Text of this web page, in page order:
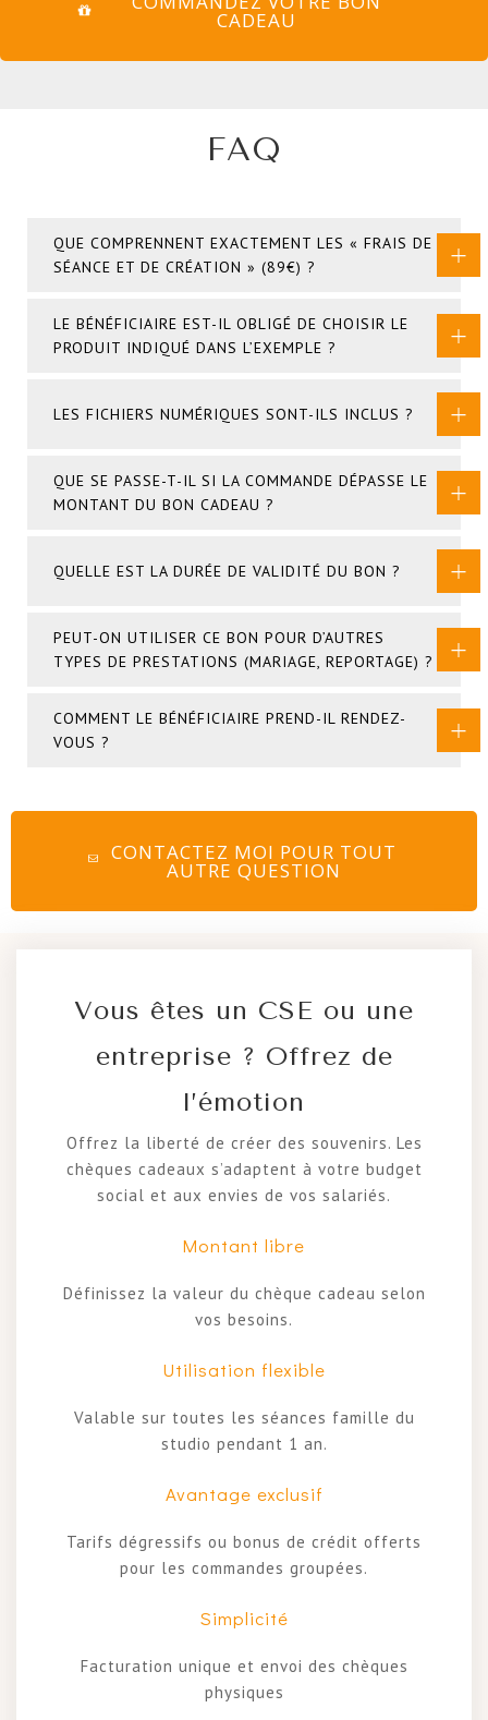
CADEAU
FAQ
QUE COMPRENNENT EXACTEMENT LES « FRAIS DE
SÉANCE ET DE CRÉATION » (89€) ?
LE BÉNÉFICIAIRE EST-IL OBLIGÉ DE CHOISIR LE
PRODUIT INDIQUÉ DANS L’EXEMPLE ?
LES FICHIERS NUMÉRIQUES SONT-ILS INCLUS ?
QUE SE PASSE-T-IL SI LA COMMANDE DÉPASSE LE
MONTANT DU BON CADEAU ?
QUELLE EST LA DURÉE DE VALIDITÉ DU BON ?
PEUT-ON UTILISER CE BON POUR D’AUTRES
TYPES DE PRESTATIONS (MARIAGE, REPORTAGE) ?
COMMENT LE BÉNÉFICIAIRE PREND-IL RENDEZ-
VOUS ?
CONTACTEZ MOI POUR TOUT
AUTRE QUESTION
Vous êtes un CSE ou une
entreprise ? Offrez de
l’émotion
Offrez la liberté de créer des souvenirs. Les
chèques cadeaux s’adaptent à votre budget
social et aux envies de vos salariés.
Montant libre
Définissez la valeur du chèque cadeau selon
vos besoins.
Utilisation flexible
Valable sur toutes les séances famille du
studio pendant 1 an.
Avantage exclusif
Tarifs dégressifs ou bonus de crédit offerts
pour les commandes groupées.
Simplicité
Facturation unique et envoi des chèques
physiques